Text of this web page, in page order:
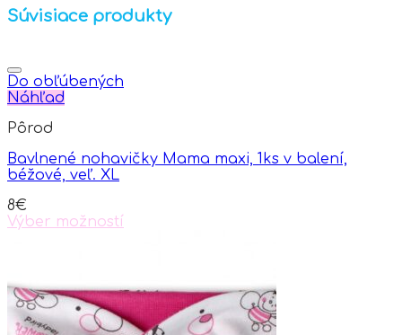
Súvisiace produkty
Do obľúbených
Náhľad
Pôrod
Bavlnené nohavičky Mama maxi, 1ks v balení,
béžové, veľ. XL
8€
Výber možností
multiple
variants.
The